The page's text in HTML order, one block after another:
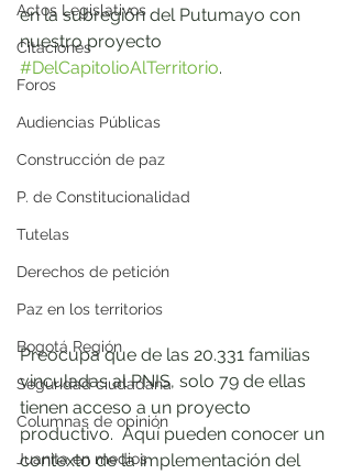
Actos Legislativos
Citaciones
Foros
Audiencias Públicas
Construcción de paz
P. de Constitucionalidad
Tutelas
Derechos de petición
Paz en los territorios
Bogotá Región
Seguridad ciudadana
Columnas de opinión
Juanita en medios
en la subregión del Putumayo con
nuestro proyecto
#DelCapitolioAlTerritorio.
Preocupa que de las 20.331 familias
vinculadas al PNIS, solo 79 de ellas
tienen acceso a un proyecto
productivo.  Aquí pueden conocer un
contexto de la implementación del